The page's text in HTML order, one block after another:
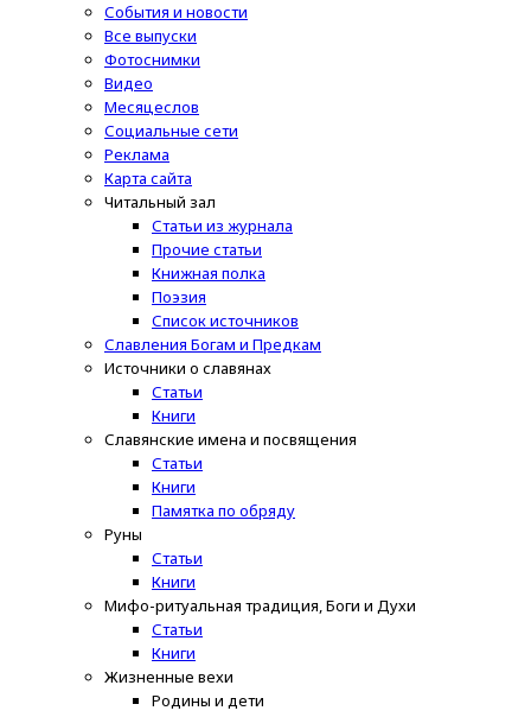
События и новости
Все выпуски
Фотоснимки
Видео
Месяцеслов
Социальные сети
Реклама
Карта сайта
Читальный зал
Статьи из журнала
Прочие статьи
Книжная полка
Поэзия
Список источников
Славления Богам и Предкам
Источники о славянах
Статьи
Книги
Славянские имена и посвящения
Статьи
Книги
Памятка по обряду
Руны
Статьи
Книги
Мифо-ритуальная традиция, Боги и Духи
Статьи
Книги
Жизненные вехи
Родины и дети